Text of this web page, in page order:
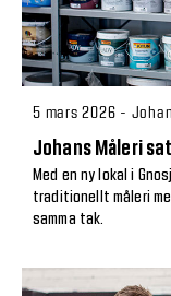
5 mars 2026 -
Johans Måleri
Med en ny lokal i
traditionellt måleri
samma tak.